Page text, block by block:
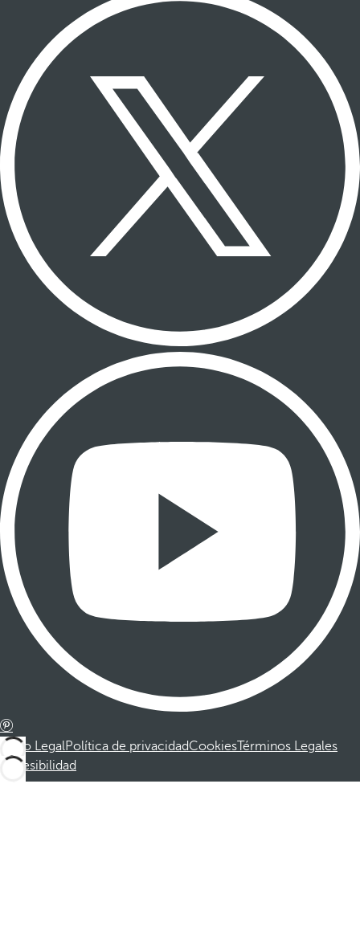
Aviso LegalPolítica de privacidadCookiesTérminos Legales
Accesibilidad